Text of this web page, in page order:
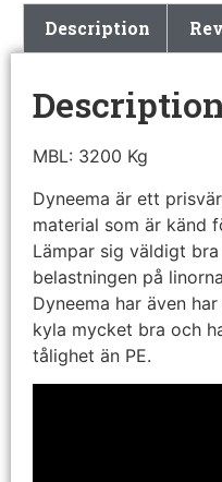
Description
MBL: 3200 Kg
Dyneema är ett
material som är känd
Lämpar sig väldigt
belastningen på
Dyneema har även
kyla mycket bra och
tålighet än PE.